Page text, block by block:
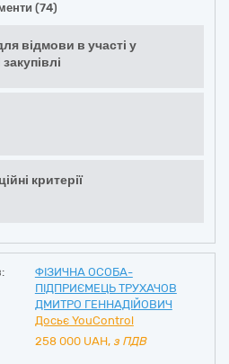
(74)
відмови в участі у
критерії
ФІЗИЧНА ОСОБА-
ПІДПРИЄМЕЦЬ ТРУХАЧОВ
ДМИТРО ГЕННАДІЙОВИЧ
Досьє YouControl
258 000 UAH, з ПДВ